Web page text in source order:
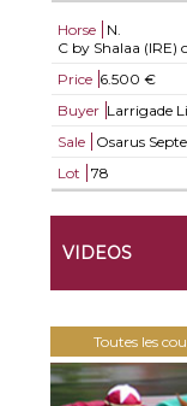
Horse
N.
C by Shalaa (IRE)
Price 6.500 €
Buyer Larrigade
Sale
Osarus
Lot
78
VIDEOS
Toutes les